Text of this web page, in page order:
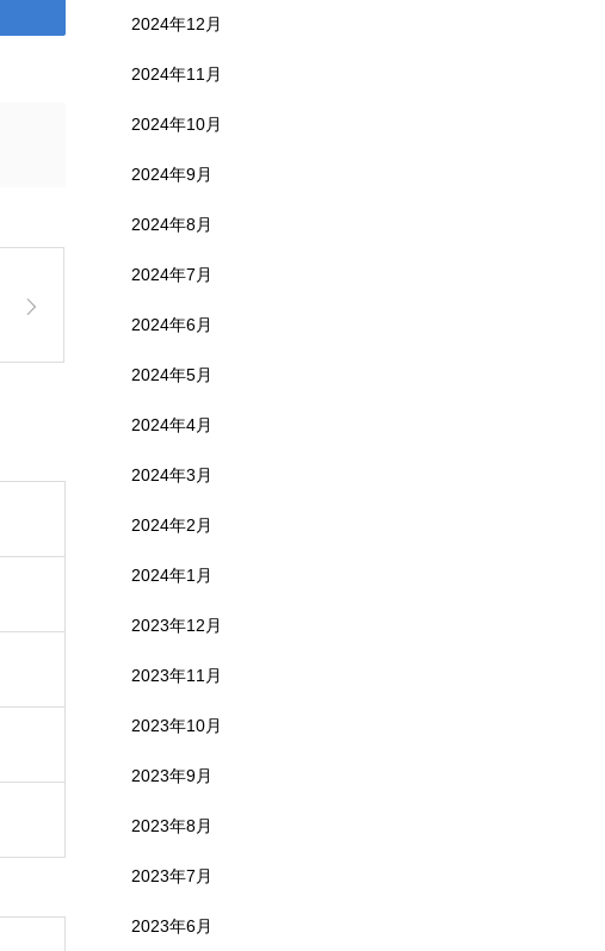
2024年12月
2024年11月
2024年10月
2024年9月
2024年8月
2024年7月
2024年6月
2024年5月
2024年4月
2024年3月
2024年2月
2024年1月
2023年12月
2023年11月
2023年10月
2023年9月
2023年8月
2023年7月
2023年6月